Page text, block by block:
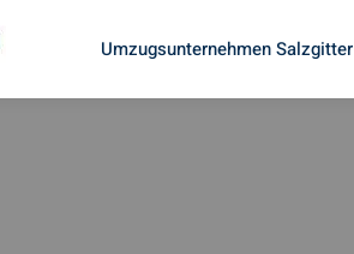
Umzugsunternehmen Salzgitter